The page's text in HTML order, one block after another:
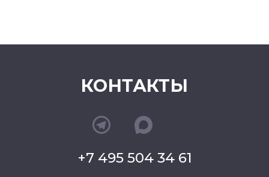
КОНТАКТЫ
+7 495 504 34 61